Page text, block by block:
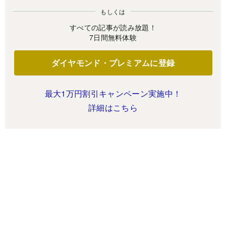
もしくは
すべての記事が読み放題！
7日間無料体験
ダイヤモンド・プレミアムに登録
最大1万円割引キャンペーン実施中！
詳細はこちら